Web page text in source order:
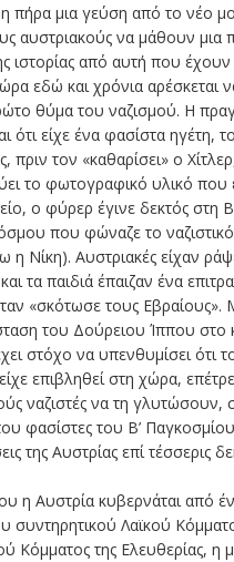
πήρα μια γεύση από το νέο
αυστριακούς να μάθουν μια
ιστορίας από αυτή που έχουν
εδώ και χρόνια αρέσκεται
θύμα του ναζισμού. Η
ότι είχε ένα φασίστα ηγέτη,
πριν τον «καθαρίσει» ο
το φωτογραφικό υλικό που
ο φύρερ έγινε δεκτός στη
που φώναζε το
η Νίκη). Αυστριακές είχαν
τα παιδιά έπαιζαν ένα
«σκότωσε τους Εβραίους».
του Δούρειου Ίππου στο
στόχο να υπενθυμίσει ότι
επιβληθεί στη χώρα,
ναζιστές να τη γλυτώσουν,
φασίστες του Β’ Παγκοσμίου
της Αυστρίας επί τέσσερις
η Αυστρία κυβερνάται από
συντηρητικού Λαϊκού
Κόμματος της Ελευθερίας, η